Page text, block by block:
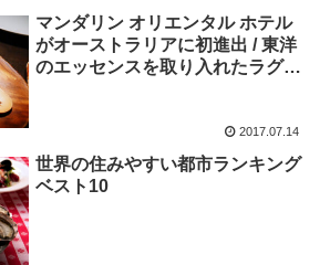
マンダリン オリエンタル ホテル
がオーストラリアに初進出 / 東洋
のエッセンスを取り入れたラグジ
2017.07.14
世界の住みやすい都市ランキング
ベスト10